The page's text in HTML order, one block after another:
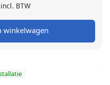
incl. BTW
winkelwagen